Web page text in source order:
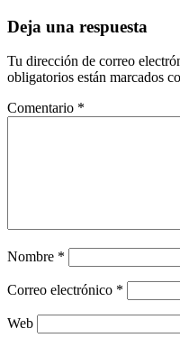
Deja una respuesta
Tu dirección de correo
obligatorios están marcados
Comentario *
Nombre *
Correo electrónico *
Web